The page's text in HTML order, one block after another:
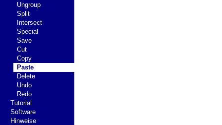
Ungroup
Split
Intersect
Special
Save
Cut
Copy
Paste
Delete
Undo
Redo
Tutorial
Software
Hinweise